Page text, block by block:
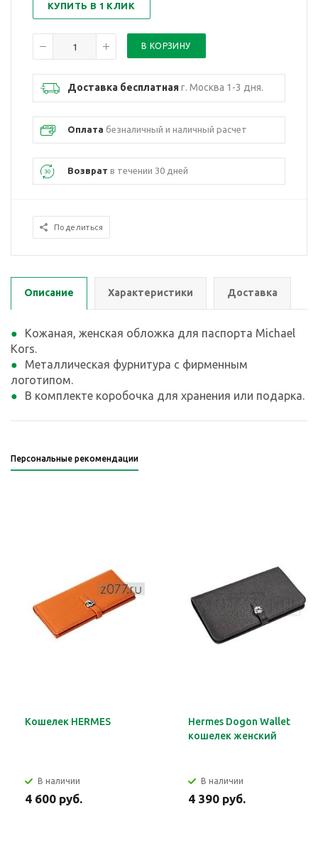
КУПИТЬ В 1 КЛИК
Доставка бесплатнаяг. Москва 1-3 дня.
Оплата безналичный и наличный расчет
Возврат в течении 30 дней
Поделиться
Описание Характеристики Доставка
Кожаная, женская обложка для паспорта Michael
Kors.
Металлическая фурнитура с фирменным
логотипом.
В комплекте коробочка для хранения или подарка.
Персональные рекомендации
Кошелек HERMES
В наличии
4 600 руб.
Hermes Dogon Wallet
кошелек женский
В наличии
4 390 руб.